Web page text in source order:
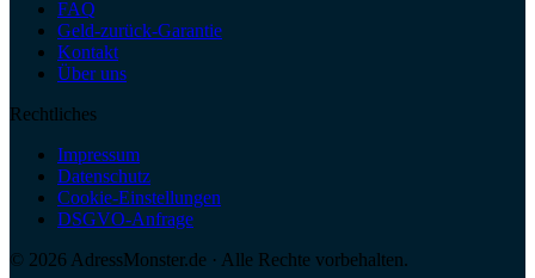
FAQ
Geld-zurück-Garantie
Kontakt
Über uns
Rechtliches
Impressum
Datenschutz
Cookie-Einstellungen
DSGVO-Anfrage
© 2026 AdressMonster.de · Alle Rechte vorbehalten.